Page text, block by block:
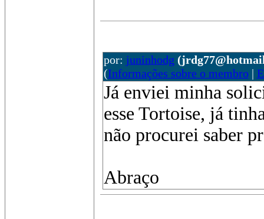
por: juninhodg
(Informações sobre o membro|
Já enviei minha
esse Tortoise, já
não procurei saber
Abraço